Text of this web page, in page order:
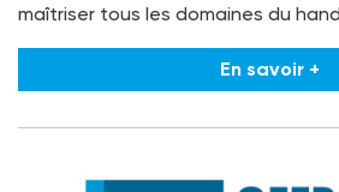
maîtriser tous les domaines du
En savoir +